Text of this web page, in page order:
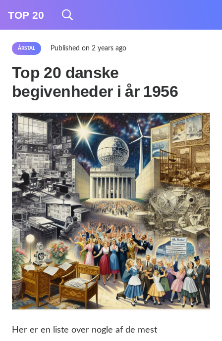
TOP 20
ÅRSTAL Published on2 years ago
Top 20 danske
begivenheder i år 1956
Her er en liste over nogle af de mest